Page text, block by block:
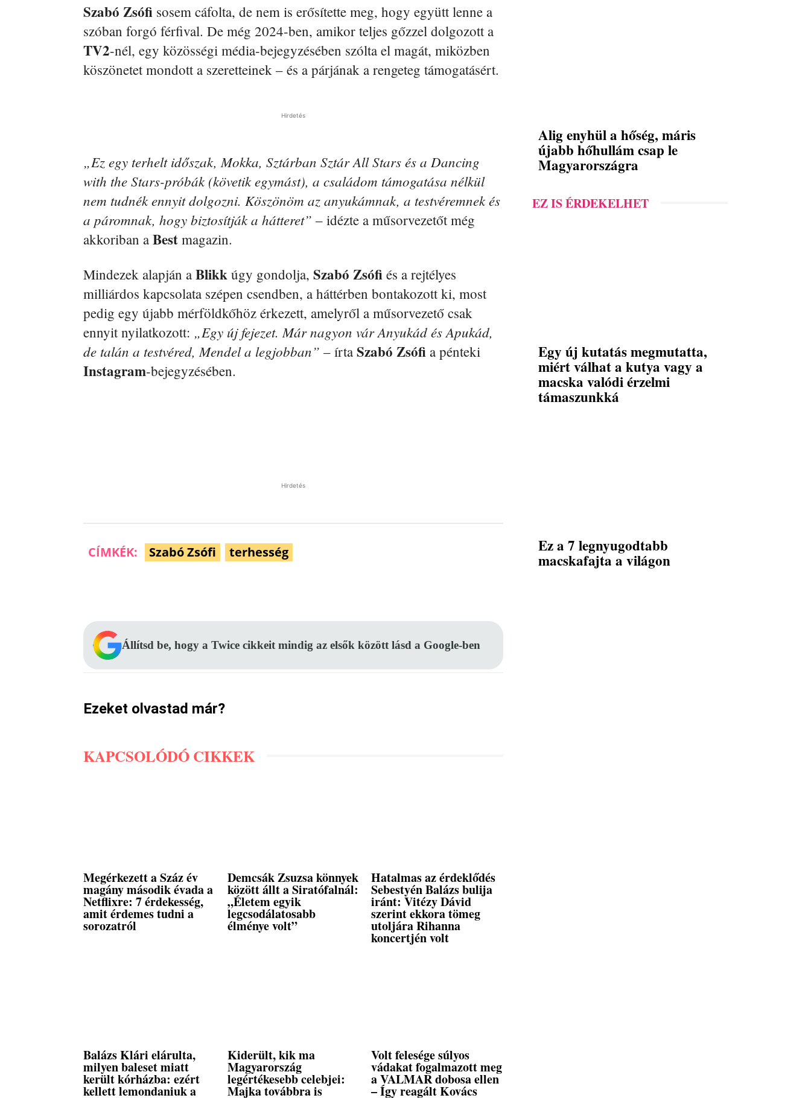
Szabó Zsófi sosem cáfolta, de nem is erősítette meg, hogy együtt lenne a
szóban forgó férfival. De még 2024-ben, amikor teljes gőzzel dolgozott a
TV2-nél, egy közösségi média-bejegyzésében szólta el magát, miközben
köszönetet mondott a szeretteinek – és a párjának a rengeteg támogatásért.
Hirdetés
„Ez egy terhelt időszak, Mokka, Sztárban Sztár All Stars és a Dancing
with the Stars-próbák (követik egymást), a családom támogatása nélkül
nem tudnék ennyit dolgozni. Köszönöm az anyukámnak, a testvéremnek és
a páromnak, hogy biztosítják a hátteret” – idézte a műsorvezetőt még
akkoriban a Best magazin.
Mindezek alapján a Blikk úgy gondolja, Szabó Zsófi és a rejtélyes
milliárdos kapcsolata szépen csendben, a háttérben bontakozott ki, most
pedig egy újabb mérföldkőhöz érkezett, amelyről a műsorvezető csak
ennyit nyilatkozott: „Egy új fejezet. Már nagyon vár Anyukád és Apukád,
de talán a testvéred, Mendel a legjobban” – írta Szabó Zsófi a pénteki
Instagram-bejegyzésében.
Hirdetés
CÍMKÉK: Szabó Zsófi terhesség
Állítsd be, hogy a Twice cikkeit mindig az elsők között lásd a Google-ben
Ezeket olvastad már?
KAPCSOLÓDÓ CIKKEK
Megérkezett a Száz év
magány második évada a
Netflixre: 7 érdekesség,
amit érdemes tudni a
sorozatról
Demcsák Zsuzsa könnyek
között állt a Siratófalnál:
„Életem egyik
legcsodálatosabb
élménye volt”
Hatalmas az érdeklődés
Sebestyén Balázs bulija
iránt: Vitézy Dávid
szerint ekkora tömeg
utoljára Rihanna
koncertjén volt
Balázs Klári elárulta,
milyen baleset miatt
került kórházba: ezért
kellett lemondaniuk a
Kiderült, kik ma
Magyarország
legértékesebb celebjei:
Majka továbbra is
Volt felesége súlyos
vádakat fogalmazott meg
a VALMAR dobosa ellen
– Így reagált Kovács
Alig enyhül a hőség, máris
újabb hőhullám csap le
Magyarországra
EZ IS ÉRDEKELHET
Egy új kutatás megmutatta,
miért válhat a kutya vagy a
macska valódi érzelmi
támaszunkká
Ez a 7 legnyugodtabb
macskafajta a világon